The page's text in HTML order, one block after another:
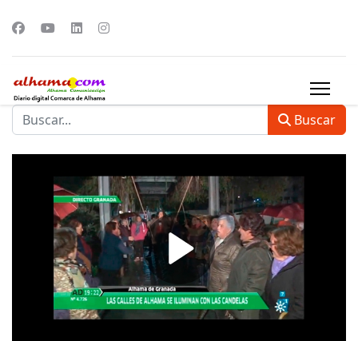
Buscar